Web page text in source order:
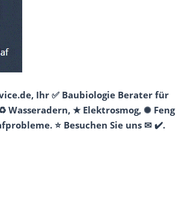
Ihr ✅ Baubiologie Berater für
Wasseradern, ★ Elektrosmog, ✺ Feng
⭐ Besuchen Sie uns ✉ ✔️.